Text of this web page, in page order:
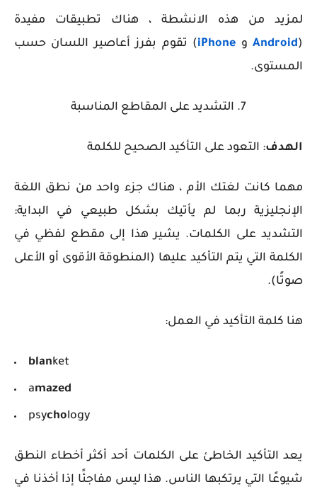
لمزيد من هذه الانشطة ، هناك تطبيقات مفيدة
(
Android و iPhone) تقوم بفرز أعاصير اللسان حسب
المستوى.
7. التشديد على المقاطع المناسبة
الهدف: التعود على التأكيد الصحيح للكلمة
مهما كانت لغتك الأم ، هناك جزء واحد من نطق اللغة
الإنجليزية ربما لم يأتيك بشكل طبيعي في البداية:
التشديد على الكلمات. يشير هذا إلى مقطع لفظي في
الكلمة التي يتم التأكيد عليها (المنطوقة الأقوى أو الأعلى
صوتًا).
هنا كلمة التأكيد في العمل:
blanket
amazed
psychology
يعد التأكيد الخاطئ على الكلمات أحد أكثر أخطاء النطق
شيوعًا التي يرتكبها الناس. هذا ليس مفاجئًا إذا أخذنا في